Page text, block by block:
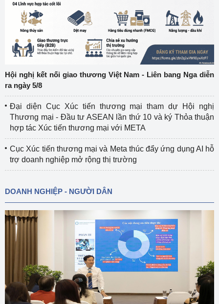
Hội nghị kết nối giao thương Việt Nam - Liên bang Nga diễn
ra ngày 5/8
Đại diện Cục Xúc tiến thương mại tham dự Hội nghị
Thương mại - Đầu tư ASEAN lần thứ 10 và ký Thỏa thuận
hợp tác Xúc tiến thương mại với META
Cục Xúc tiến thương mại và Meta thúc đẩy ứng dụng AI hỗ
trợ doanh nghiệp mở rộng thị trường
DOANH NGHIỆP - NGƯỜI DÂN